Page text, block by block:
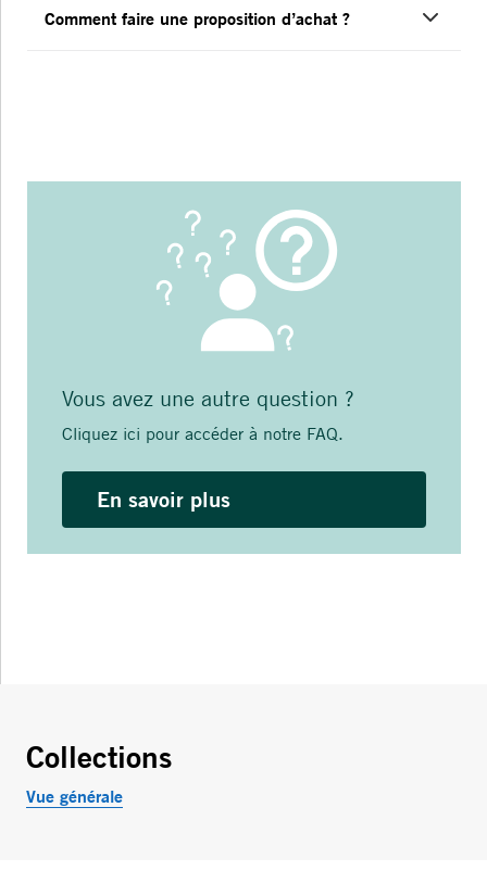
Collections
Vue générale
Comment faire une proposition d’achat ?
Vous avez une autre question ?
Cliquez ici pour accéder à notre FAQ.
En savoir plus